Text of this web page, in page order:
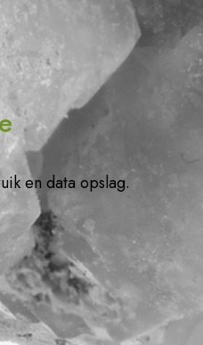
en data opslag.